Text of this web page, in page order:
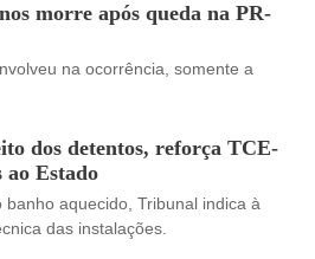
morre após queda na PR-
na ocorrência, somente a
dos detentos, reforça TCE-
ao Estado
aquecido, Tribunal indica à
das instalações.